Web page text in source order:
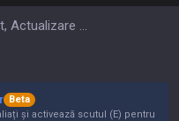
Rune Pentru Suport, Actualizare 16.15
Beta
și activează scutul (E) pentru